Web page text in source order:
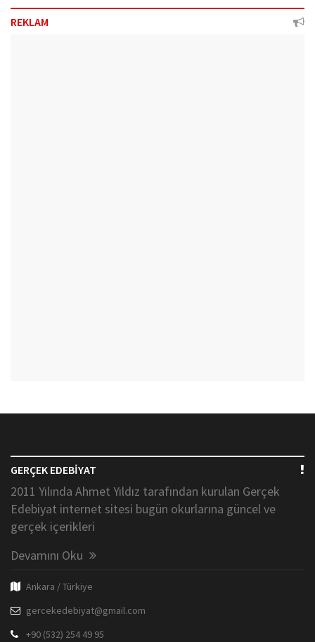
REKLAM
GERÇEK EDEBİYAT
2011 Yılında Ahmet Yıldız tarafından kurulan Gerçek
Edebiyat internet sitesi bugün okurlarına güncel ve
gerçek içerikleri
Devamını Oku
Ankara / Türkiye
gercekedebiyat@gmail.com
+90 (532) 254 49 95